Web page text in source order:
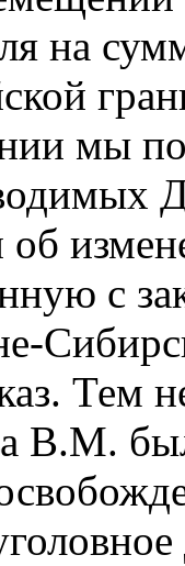
на
мы
об
с
Тем
В.М.